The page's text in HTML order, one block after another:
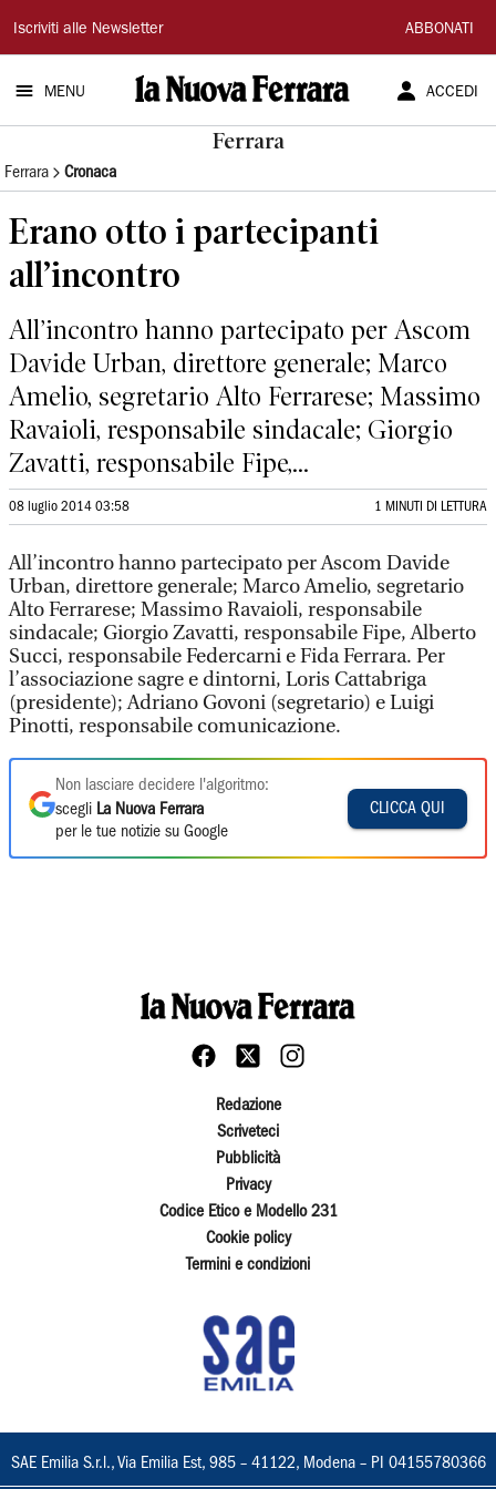
La
Nuova
Ferrara
Iscriviti alle Newsletter ABBONATI
MENU ACCEDI
Ferrara
Ferrara Cronaca
Erano otto i partecipanti
all’incontro
All’incontro hanno partecipato per Ascom
Davide Urban, direttore generale; Marco
Amelio, segretario Alto Ferrarese; Massimo
Ravaioli, responsabile sindacale; Giorgio
Zavatti, responsabile Fipe,...
08 luglio 2014 03:58 1 MINUTI DI LETTURA
All’incontro hanno partecipato per Ascom Davide
Urban, direttore generale; Marco Amelio, segretario
Alto Ferrarese; Massimo Ravaioli, responsabile
sindacale; Giorgio Zavatti, responsabile Fipe, Alberto
Succi, responsabile Federcarni e Fida Ferrara. Per
l’associazione sagre e dintorni, Loris Cattabriga
(presidente); Adriano Govoni (segretario) e Luigi
Pinotti, responsabile comunicazione.
Non lasciare decidere l'algoritmo:
scegli La Nuova Ferrara
per le tue notizie su Google
CLICCA QUI
Redazione
Scriveteci
Pubblicità
Privacy
Codice Etico e Modello 231
Cookie policy
Termini e condizioni
SAE Emilia S.r.l., Via Emilia Est, 985 – 41122, Modena – PI 04155780366